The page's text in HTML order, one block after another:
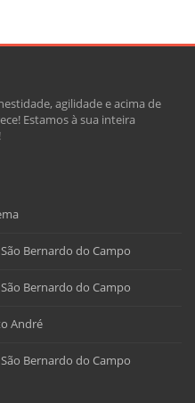
agilidade e acima de
Estamos à sua inteira
Bernardo do Campo
Bernardo do Campo
André
Bernardo do Campo